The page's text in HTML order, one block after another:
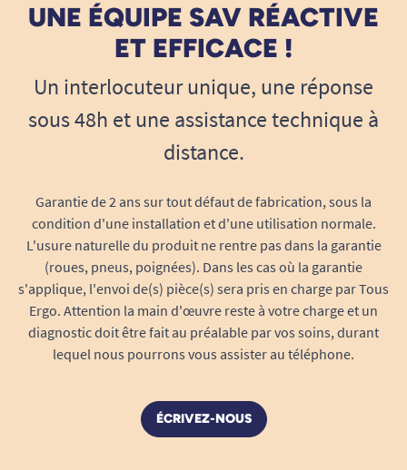
UNE ÉQUIPE SAV RÉACTIVE
ET EFFICACE !
Un interlocuteur unique, une réponse
sous 48h et une assistance technique à
distance.
Garantie de 2 ans sur tout défaut de fabrication, sous la
condition d'une installation et d'une utilisation normale.
L'usure naturelle du produit ne rentre pas dans la garantie
(roues, pneus, poignées). Dans les cas où la garantie
s'applique, l'envoi de(s) pièce(s) sera pris en charge par Tous
Ergo. Attention la main d'œuvre reste à votre charge et un
diagnostic doit être fait au préalable par vos soins, durant
lequel nous pourrons vous assister au téléphone.
ÉCRIVEZ-NOUS